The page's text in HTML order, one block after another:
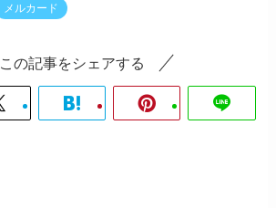
メルカード
この記事をシェアする